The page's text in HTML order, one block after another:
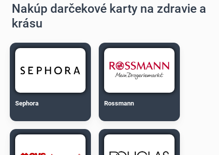
Nakúp darčekové karty na zdravie a
krásu
Sephora Rossmann